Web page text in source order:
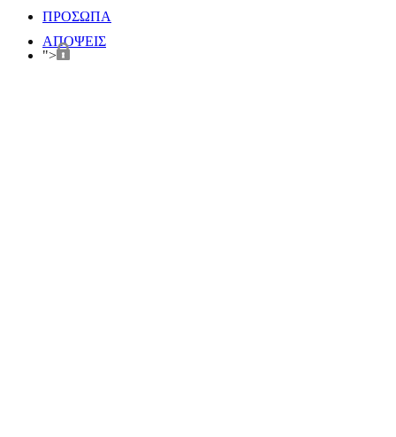
ΠΡΟΣΩΠΑ
ΑΠΟΨΕΙΣ
">